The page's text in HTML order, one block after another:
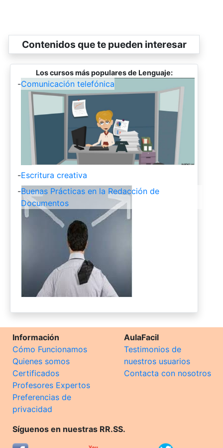
Contenidos que te pueden interesar
Los cursos más populares de Lenguaje:
-Comunicación telefónica
-Escritura creativa
-Buenas Prácticas en la Redacción de
Documentos
Información
Cómo Funcionamos
Quienes somos
Certificados
Profesores Expertos
Preferencias de
privacidad
AulaFacil
Testimonios de
nuestros usuarios
Contacta con nosotros
Síguenos en nuestras RR.SS.